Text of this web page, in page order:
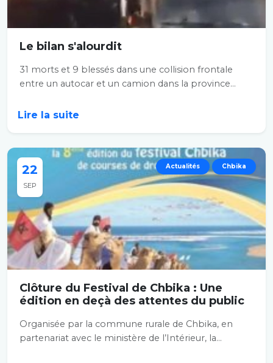
Le bilan s'alourdit
31 morts et 9 blessés dans une collision frontale
entre un autocar et un camion dans la province...
Lire la suite
22
SEP
Actualités Chbika
Clôture du Festival de Chbika : Une
édition en deçà des attentes du public
Organisée par la commune rurale de Chbika, en
partenariat avec le ministère de l’Intérieur, la...